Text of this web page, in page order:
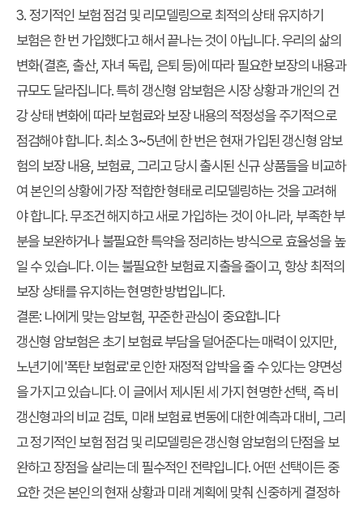
3. 정기적인 보험 점검 및 리모델링으로 최적의 상태 유지하기
보험은 한 번 가입했다고 해서 끝나는 것이 아닙니다. 우리의 삶의
변화(결혼, 출산, 자녀 독립, 은퇴 등)에 따라 필요한 보장의 내용과
규모도 달라집니다. 특히 갱신형 암보험은 시장 상황과 개인의 건
강 상태 변화에 따라 보험료와 보장 내용의 적정성을 주기적으로
점검해야 합니다. 최소 3~5년에 한 번은 현재 가입된 갱신형 암보
험의 보장 내용, 보험료, 그리고 당시 출시된 신규 상품들을 비교하
여 본인의 상황에 가장 적합한 형태로 리모델링하는 것을 고려해
야 합니다. 무조건 해지하고 새로 가입하는 것이 아니라, 부족한 부
분을 보완하거나 불필요한 특약을 정리하는 방식으로 효율성을 높
일 수 있습니다. 이는 불필요한 보험료 지출을 줄이고, 항상 최적의
보장 상태를 유지하는 현명한 방법입니다.
결론: 나에게 맞는 암보험, 꾸준한 관심이 중요합니다
갱신형 암보험은 초기 보험료 부담을 덜어준다는 매력이 있지만,
노년기에 '폭탄 보험료'로 인한 재정적 압박을 줄 수 있다는 양면성
을 가지고 있습니다. 이 글에서 제시된 세 가지 현명한 선택, 즉 비
갱신형과의 비교 검토, 미래 보험료 변동에 대한 예측과 대비, 그리
고 정기적인 보험 점검 및 리모델링은 갱신형 암보험의 단점을 보
완하고 장점을 살리는 데 필수적인 전략입니다. 어떤 선택이든 중
요한 것은 본인의 현재 상황과 미래 계획에 맞춰 신중하게 결정하